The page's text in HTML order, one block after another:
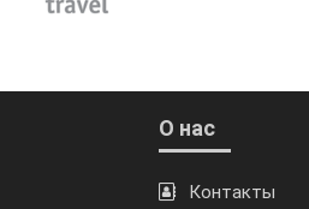
О нас
Контакты